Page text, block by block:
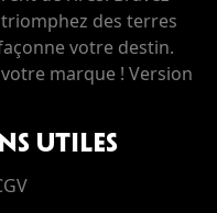
des terres
votre destin.
marque ! Version
utiles